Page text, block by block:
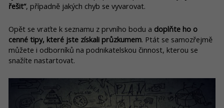
řešit“, případně jakých chyb se vyvarovat.
Opět se vraťte k seznamu z prvního bodu a doplňte ho o
cenné tipy, které jste získali průzkumem. Ptát se samozřejmě
můžete i odborníků na podnikatelskou činnost, kterou se
snažíte nastartovat.